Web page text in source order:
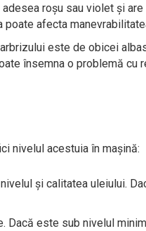
roșu sau violet și
afecta
este de obicei
însemna o problemă cu
nivelul acestuia în mașină:
și calitatea uleiului.
Dacă este sub nivelul